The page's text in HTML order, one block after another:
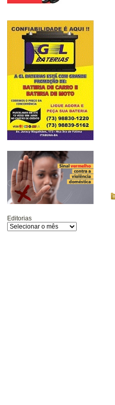
Editorias